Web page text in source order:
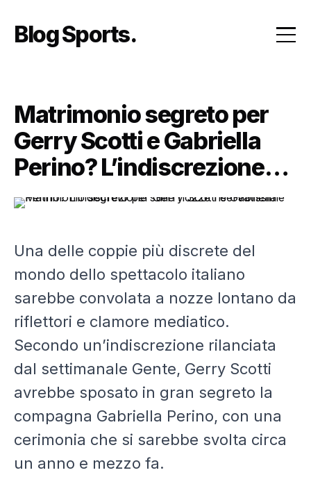
content
Blog Sports
Matrimonio segreto per
Gerry Scotti e Gabriella
Perino? L’indiscrezione
sulle nozze
Una delle coppie più discrete del
mondo dello spettacolo italiano
sarebbe convolata a nozze lontano da
riflettori e clamore mediatico.
Secondo un’indiscrezione rilanciata
dal settimanale Gente, Gerry Scotti
avrebbe sposato in gran segreto la
compagna Gabriella Perino, con una
cerimonia che si sarebbe svolta circa
un anno e mezzo fa.